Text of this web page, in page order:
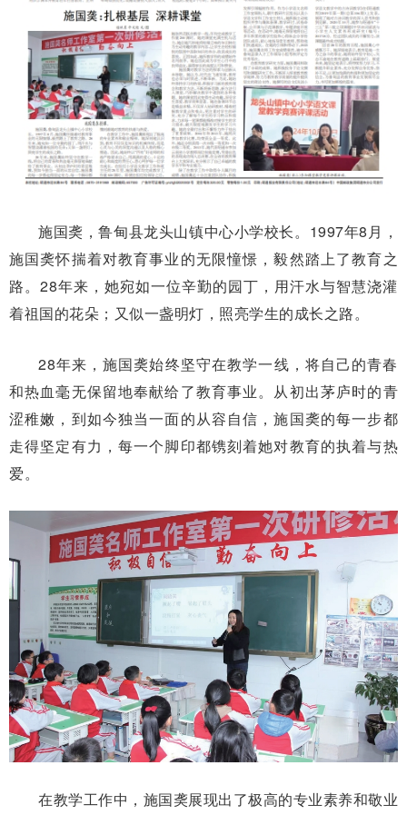
施国䶮，鲁甸县龙头山镇中心小学校长。1997年8月，
施国䶮怀揣着对教育事业的无限憧憬，毅然踏上了教育之
路。28年来，她宛如一位辛勤的园丁，用汗水与智慧浇灌
着祖国的花朵；又似一盏明灯，照亮学生的成长之路。
28年来，施国䶮始终坚守在教学一线，将自己的青春
和热血毫无保留地奉献给了教育事业。从初出茅庐时的青
涩稚嫩，到如今独当一面的从容自信，施国䶮的每一步都
走得坚定有力，每一个脚印都镌刻着她对教育的执着与热
爱。
在教学工作中，施国䶮展现出了极高的专业素养和敬业